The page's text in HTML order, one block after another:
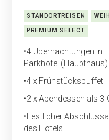
STANDORTREISEN
PREMIUM SELECT
•4 Übernachtungen in
Parkhotel (Haupthaus)
•4 x Frühstücksbuffet
•2 x Abendessen als 3-
•Festlicher
des Hotels